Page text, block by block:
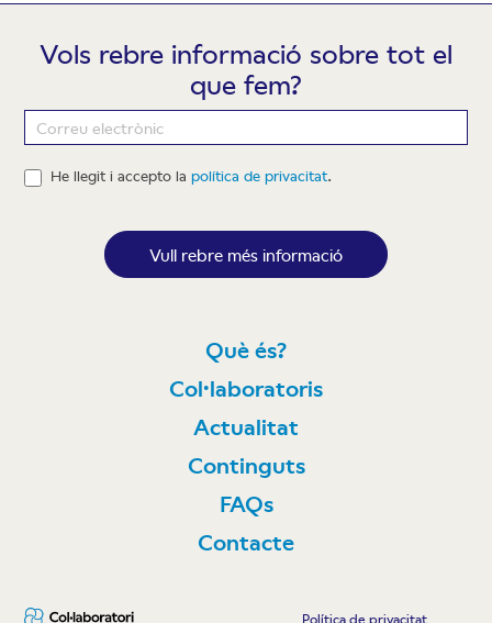
Vols rebre informació sobre tot el
que fem?
Newsletter
He llegit i accepto lapolítica de privacitat.
Vull rebre més informació
Què és?
Col·laboratoris
Actualitat
Continguts
FAQs
Contacte
Política de privacitat